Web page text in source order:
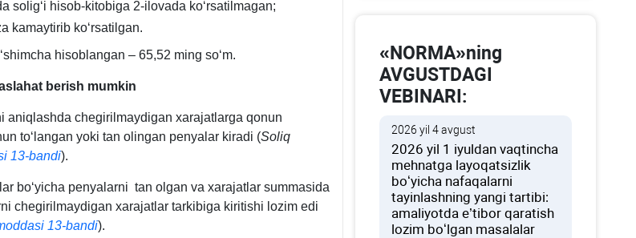
soligʻi hisob-kitobiga 2-ilovada koʻrsatilmagan;
kamaytirib koʻrsatilgan.
hisoblangan – 65,52 ming soʻm.
berish mumkin
aniqlashda chegirilmaydigan хarajatlarga qonun
toʻlangan yoki tan olingan penyalar kiradi (Soliq
13-bandi).
boʻyicha penyalarni tan olgan va хarajatlar summasida
chegirilmaydigan хarajatlar tarkibiga kiritishi lozim edi
13-bandi).
«NORMA»ning
AVGUSTDAGI
VEBINARI:
2026 yil 4 avgust
2026 yil 1 iyuldan vaqtincha
mehnatga layoqatsizlik
boʻyicha nafaqalarni
tayinlashning yangi tartibi:
amaliyotda e’tibor qaratish
lozim boʻlgan masalalar